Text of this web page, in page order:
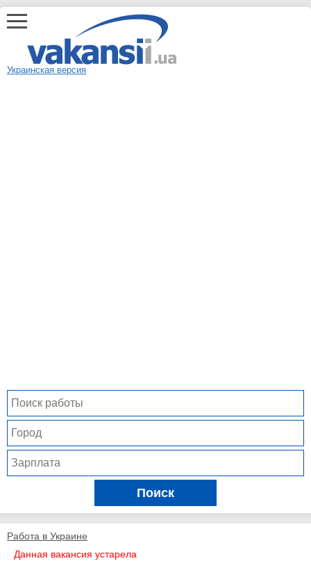
Украинская версия
Поиск
Работа в Украине
Данная вакансия устарела